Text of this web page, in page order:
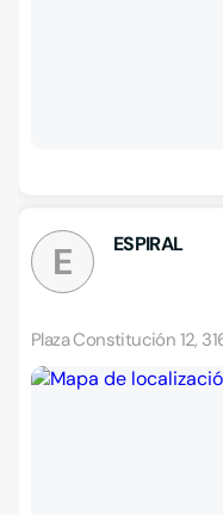
E ESPIRAL
Plaza Constitución 12,